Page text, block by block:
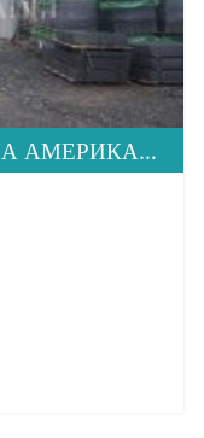
ПРОДАЄТЬСЯ ЗБЛОКОВАНА АМЕРИКАНКА НА СТАДІЇ БУДІВНИЦТВА В М. УЖГОРОД